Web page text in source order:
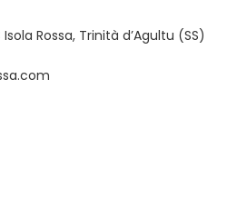
Rossa, Trinità d’Agultu (SS)